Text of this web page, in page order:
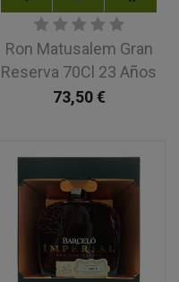
Ron Matusalem Gran
Reserva 70Cl 23 Años
73,50€